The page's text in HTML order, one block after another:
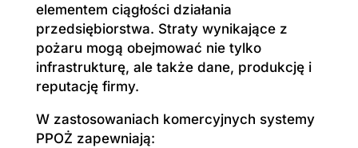
elementem ciągłości działania
przedsiębiorstwa. Straty wynikające z
pożaru mogą obejmować nie tylko
infrastrukturę, ale także dane, produkcję i
reputację firmy.
W zastosowaniach komercyjnych systemy
PPOŻ zapewniają: